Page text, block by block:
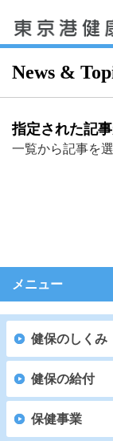
News &
指定された記
一覧から記事を
メニュー
健保のしくみ
健保の給付
保健事業